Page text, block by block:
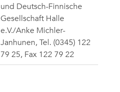
und Deutsch-Finnische
Gesellschaft Halle
e.V./Anke Michler-
Janhunen, Tel. (0345) 122
79 25, Fax 122 79 22